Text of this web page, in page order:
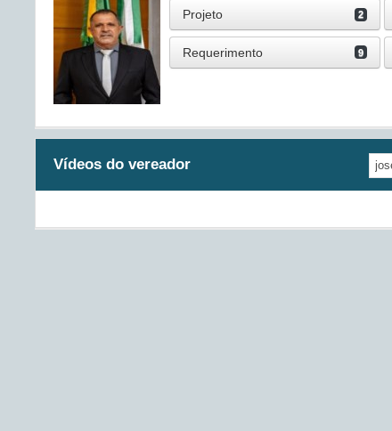
Projeto 2
Requerimento 9
Vídeos do vereador